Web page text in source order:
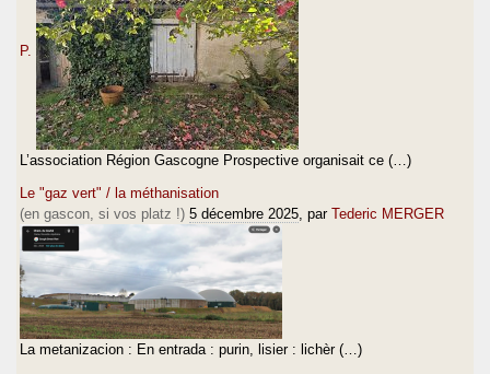
P.
L’association Région Gascogne Prospective organisait ce (…)
Le "gaz vert" / la méthanisation
(en gascon, si vos platz !) 5 décembre 2025 , par Tederic MERGER
La metanizacion : En entrada : purin, lisier : lichèr (…)